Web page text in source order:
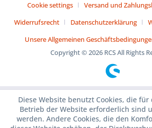
Cookie settings
Versand und
Widerrufsrecht
Datenschutzerklärung
Unsere Allgemeinen
Copyright © 2026 RCS All Rights
Diese Website benutzt Cookies, die
Betrieb der Website erforderlich sind
werden. Andere Cookies, die den